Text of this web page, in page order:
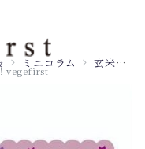
vegefirst
ミニコラム 玄米